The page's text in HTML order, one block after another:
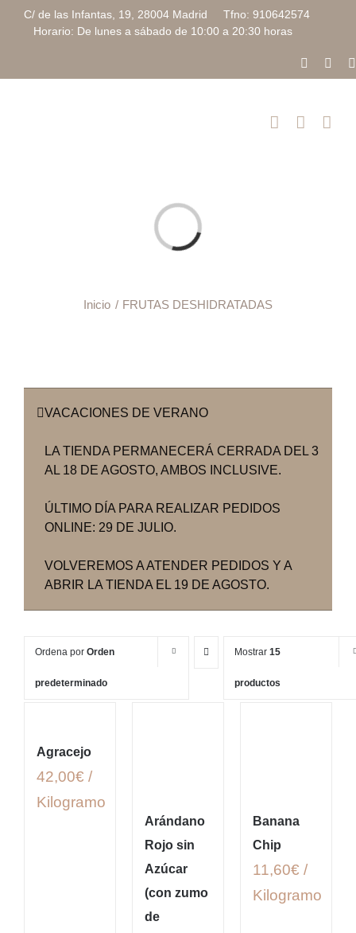
SaltarC/ de las Infantas, 19, 28004 Madrid Tfno: 910642574
Horario: De lunes a sábado de 10:00 a 20:30 horas
Facebook
Cargando...
Inicio FRUTAS DESHIDRATADAS
VACACIONES DE VERANO
LA TIENDA PERMANECERÁ CERRADA DEL 3
AL 18 DE AGOSTO, AMBOS INCLUSIVE.
ÚLTIMO DÍA PARA REALIZAR PEDIDOS
ONLINE: 29 DE JULIO.
VOLVEREMOS A ATENDER PEDIDOS Y A
ABRIR LA TIENDA EL 19 DE AGOSTO.
Ordena por Orden
predeterminado
Mostrar 15
productos
Agracejo
42,00€ /
Kilogramo
Arándano
Rojo sin
Azúcar
(con zumo
de
Banana
Chip
11,60€ /
Kilogramo